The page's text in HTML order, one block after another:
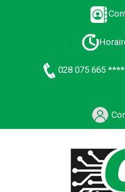
028 075 665